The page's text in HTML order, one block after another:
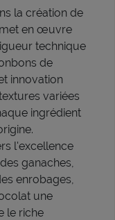
la création de
en œuvre
technique
de
innovation
variées
ingrédient
l'excellence
ganaches,
enrobages,
une
le riche